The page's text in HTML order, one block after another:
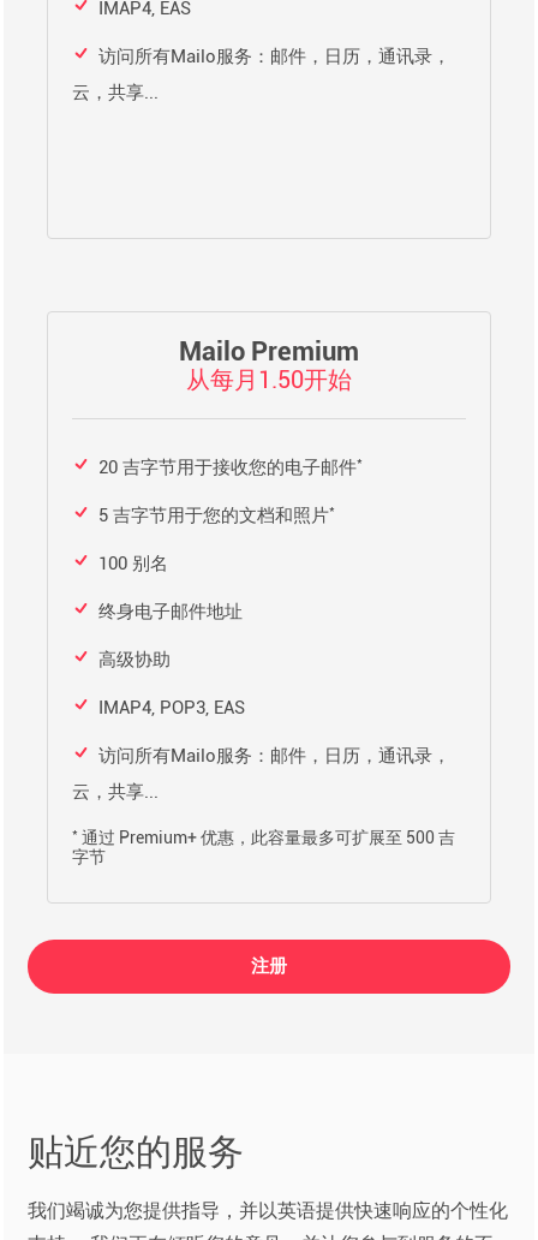
IMAP4, EAS
访问所有Mailo服务：邮件，日历，通讯录，
云，共享...
Mailo Premium
从每月1.50开始
20 吉字节用于接收您的电子邮件*
5 吉字节用于您的文档和照片*
100 别名
终身电子邮件地址
高级协助
IMAP4, POP3, EAS
访问所有Mailo服务：邮件，日历，通讯录，
云，共享...
* 通过 Premium+ 优惠，此容量最多可扩展至 500 吉
字节
注册
贴近您的服务
我们竭诚为您提供指导，并以英语提供快速响应的个性化